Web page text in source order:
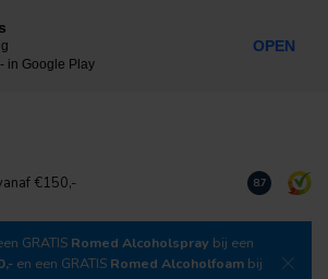
€150,- Laden Sie
8.7
GRATIS Romed Alcoholspray bij een
en een GRATIS Romed Alcoholfoam bij
in Google Play
OPEN